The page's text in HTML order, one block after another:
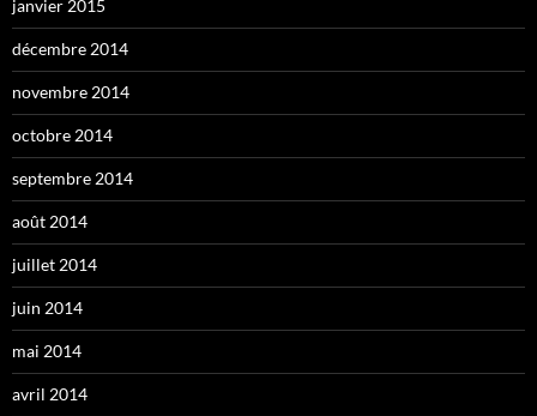
janvier 2015
décembre 2014
novembre 2014
octobre 2014
septembre 2014
août 2014
juillet 2014
juin 2014
mai 2014
avril 2014